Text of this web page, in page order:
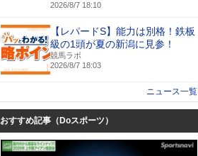
2026/8/7 18:10
【レパードS】能力は別格！鉄板
級の1頭が夏の新潟に見参！
競馬ラボ
2026/8/7 18:03
ニュース一覧
おすすめ記事（Doスポーツ）